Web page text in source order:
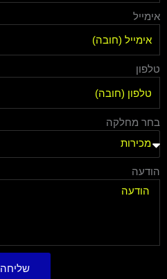
אימייל
טלפון
בחר מחלקה
הודעה
שליחה